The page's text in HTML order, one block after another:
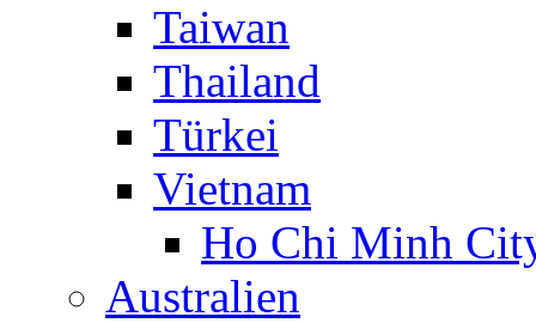
Taiwan
Thailand
Türkei
Vietnam
Ho Chi Minh
Australien